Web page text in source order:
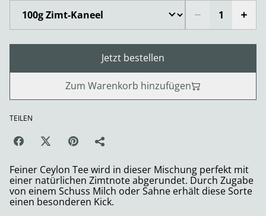
Jetzt bestellen
Zum Warenkorb hinzufügen
TEILEN
Feiner Ceylon Tee wird in dieser Mischung perfekt mit
einer natürlichen Zimtnote abgerundet. Durch Zugabe
von einem Schuss Milch oder Sahne erhält diese Sorte
einen besonderen Kick.